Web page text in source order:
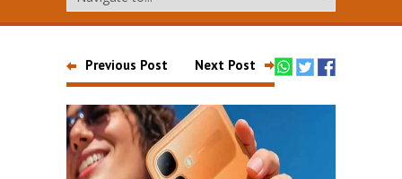
Previous Post Next Post